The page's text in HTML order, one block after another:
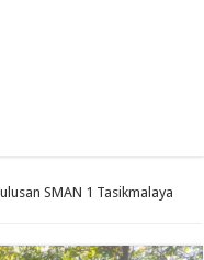
SMAN 1 Tasikmalaya